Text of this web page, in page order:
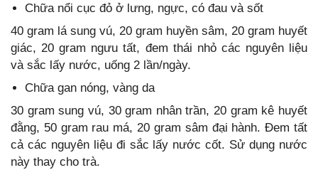
Chữa nổi cục đỏ ở lưng, ngực, có đau và sốt
40 gram lá sung vú, 20 gram huyền sâm, 20 gram huyết
giác, 20 gram ngưu tất, đem thái nhỏ các nguyên liệu
và sắc lấy nước, uống 2 lần/ngày.
Chữa gan nóng, vàng da
30 gram sung vú, 30 gram nhân trần, 20 gram kê huyết
đằng, 50 gram rau má, 20 gram sâm đại hành. Đem tất
cả các nguyên liệu đi sắc lấy nước cốt. Sử dụng nước
này thay cho trà.